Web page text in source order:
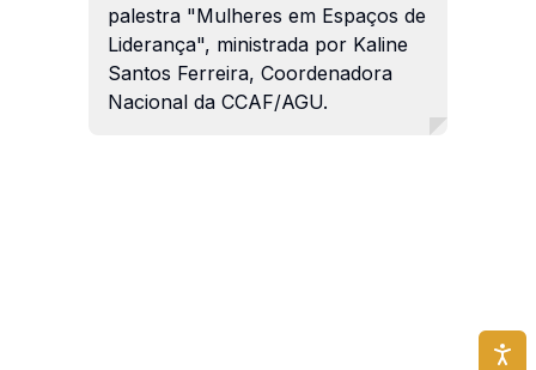
palestra "Mulheres em Espaços de
Liderança", ministrada por Kaline
Santos Ferreira, Coordenadora
Nacional da CCAF/AGU.